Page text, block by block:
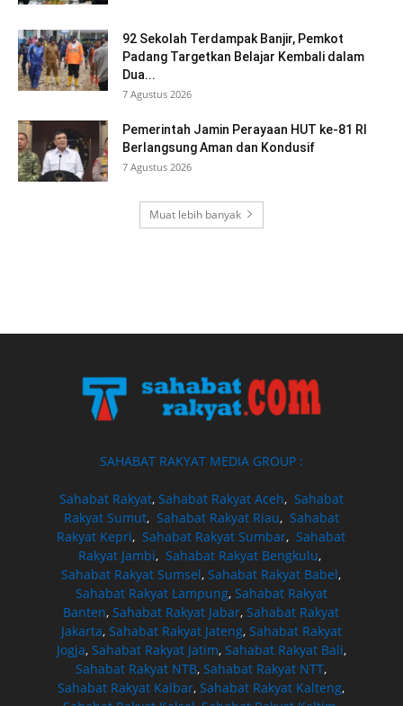
92 Sekolah Terdampak Banjir, Pemkot
Padang Targetkan Belajar Kembali dalam
Dua...
7 Agustus 2026
Pemerintah Jamin Perayaan HUT ke-81 RI
Berlangsung Aman dan Kondusif
7 Agustus 2026
Muat lebih banyak
SAHABAT RAKYAT MEDIA GROUP :
Sahabat Rakyat, Sahabat Rakyat Aceh, Sahabat
Rakyat Sumut, Sahabat Rakyat Riau, Sahabat
Rakyat Kepri,Sahabat Rakyat Sumbar,Sahabat
Rakyat Jambi, Sahabat Rakyat Bengkulu,
Sahabat Rakyat Sumsel,Sahabat Rakyat Babel,
Sahabat Rakyat Lampung, Sahabat Rakyat
Banten,Sahabat Rakyat Jabar,Sahabat Rakyat
Jakarta, Sahabat Rakyat Jateng, Sahabat Rakyat
Jogja, Sahabat Rakyat Jatim, Sahabat Rakyat Bali,
Sahabat Rakyat NTB,Sahabat Rakyat NTT,
Sahabat Rakyat Kalbar,Sahabat Rakyat Kalteng,